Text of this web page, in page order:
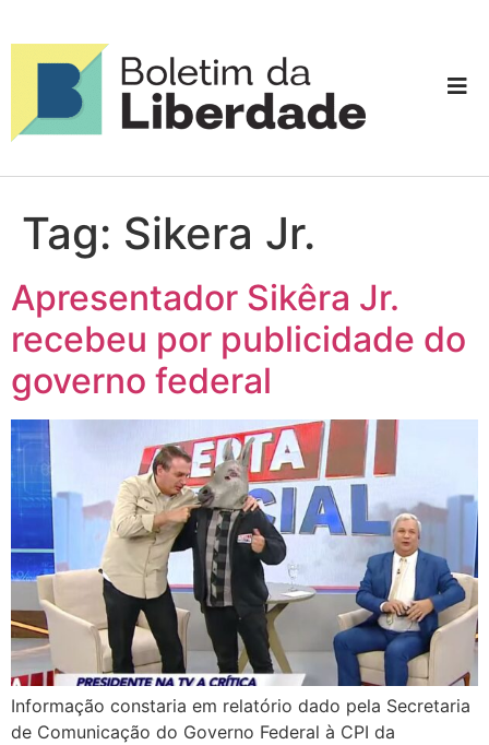
Tag: Sikera Jr.
Apresentador Sikêra Jr.
recebeu por publicidade do
governo federal
Informação constaria em relatório dado pela Secretaria
de Comunicação do Governo Federal à CPI da